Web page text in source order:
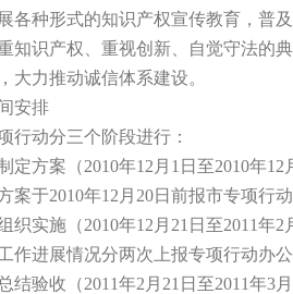
各种形式的知识产权宣传教育，普
知识产权、重视创新、自觉守法的
大力推动诚信体系建设。
安排
动分三个阶段进行：
方案（2010年12月1日至2010年12
案于2010年12月20日前报市专项行
实施（2010年12月21日至2011年2
作进展情况分两次上报专项行动办
验收（2011年2月21日至2011年3